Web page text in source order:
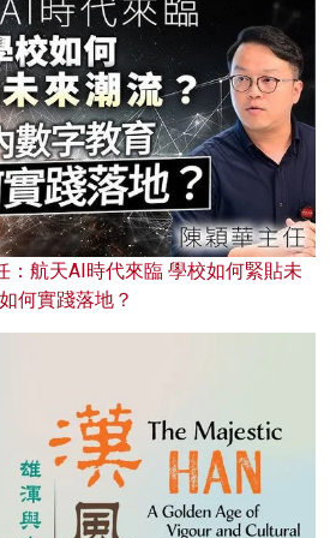
：航天AI時代來臨 學校如何緊貼未
何實踐落地？